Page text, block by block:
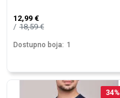
12,99 €
18,59€
Dostupno boja: 1
34%